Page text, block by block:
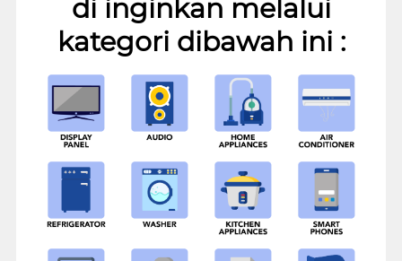
di inginkan melalui
kategori dibawah ini :